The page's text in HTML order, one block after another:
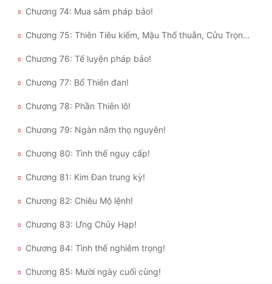
Chương 74: Mua sắm pháp bảo!
Chương 75: Thiên Tiêu kiếm, Mậu Thổ thuẫn, Cửu Trọng Lôi Thân!
Chương 76: Tế luyện pháp bảo!
Chương 77: Bổ Thiên đan!
Chương 78: Phần Thiên lô!
Chương 79: Ngàn năm thọ nguyên!
Chương 80: Tình thế nguy cấp!
Chương 81: Kim Đan trung kỳ!
Chương 82: Chiêu Mộ lệnh!
Chương 83: Ưng Chủy Hạp!
Chương 84: Tình thế nghiêm trọng!
Chương 85: Mười ngày cuối cùng!